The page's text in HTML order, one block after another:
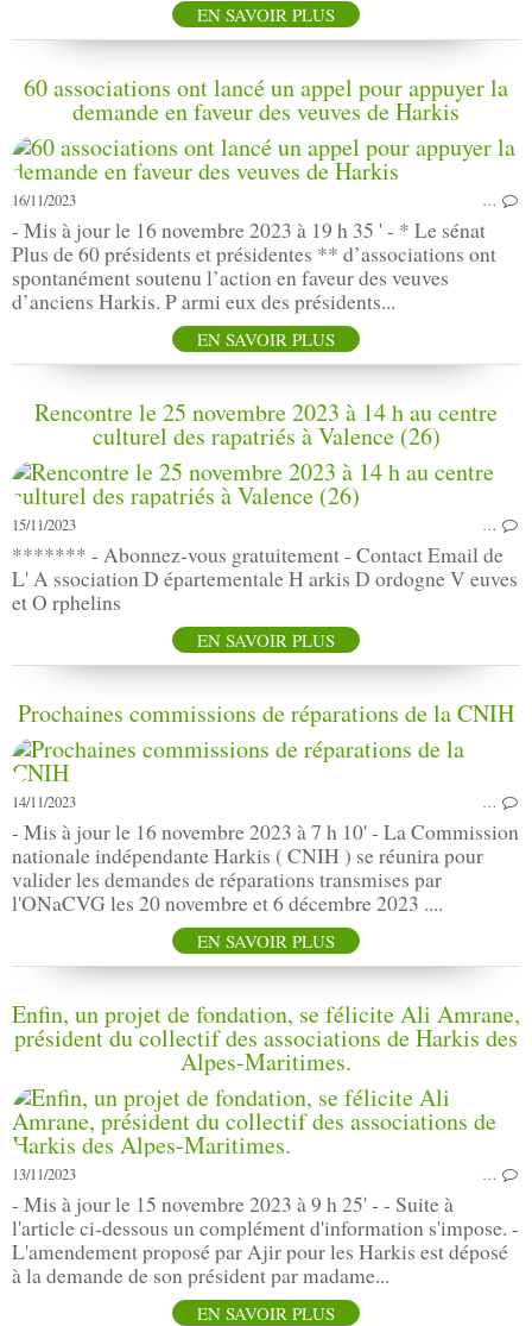
EN SAVOIR PLUS
60 associations ont lancé un appel pour appuyer la
demande en faveur des veuves de Harkis
16/11/2023 …
- Mis à jour le 16 novembre 2023 à 19 h 35 ' - * Le sénat
Plus de 60 présidents et présidentes ** d’associations ont
spontanément soutenu l’action en faveur des veuves
d’anciens Harkis. P armi eux des présidents...
EN SAVOIR PLUS
Rencontre le 25 novembre 2023 à 14 h au centre
culturel des rapatriés à Valence (26)
15/11/2023 …
******* - Abonnez-vous gratuitement - Contact Email de
L' A ssociation D épartementale H arkis D ordogne V euves
et O rphelins
EN SAVOIR PLUS
Prochaines commissions de réparations de la CNIH
14/11/2023 …
- Mis à jour le 16 novembre 2023 à 7 h 10' - La Commission
nationale indépendante Harkis ( CNIH ) se réunira pour
valider les demandes de réparations transmises par
l'ONaCVG les 20 novembre et 6 décembre 2023 ....
EN SAVOIR PLUS
Enfin, un projet de fondation, se félicite Ali Amrane,
président du collectif des associations de Harkis des
Alpes-Maritimes.
13/11/2023 …
- Mis à jour le 15 novembre 2023 à 9 h 25' - - Suite à
l'article ci-dessous un complément d'information s'impose. -
L'amendement proposé par Ajir pour les Harkis est déposé
à la demande de son président par madame...
EN SAVOIR PLUS